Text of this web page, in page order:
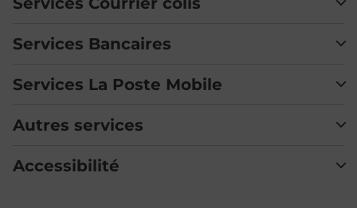
Services Bancaires
Services La Poste Mobile
Autres services
Accessibilité